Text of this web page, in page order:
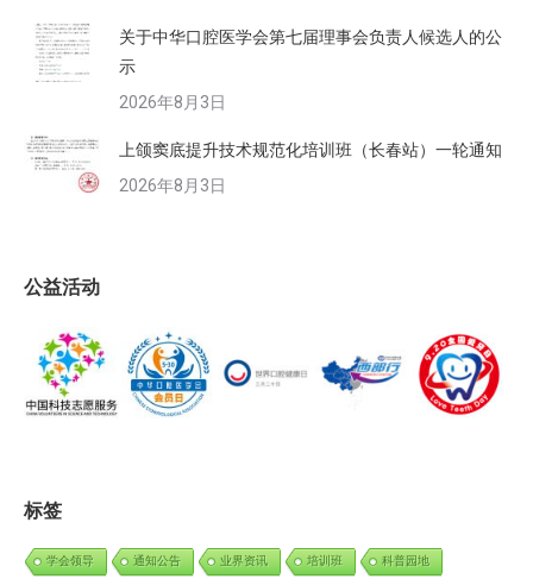
关于中华口腔医学会第七届理事会负责人候选人的公
示
2026年8月3日
上颌窦底提升技术规范化培训班（长春站）一轮通知
2026年8月3日
公益活动
标签
学会领导 通知公告 业界资讯 培训班 科普园地